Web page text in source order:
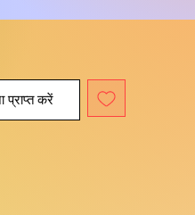
प्राप्त करें